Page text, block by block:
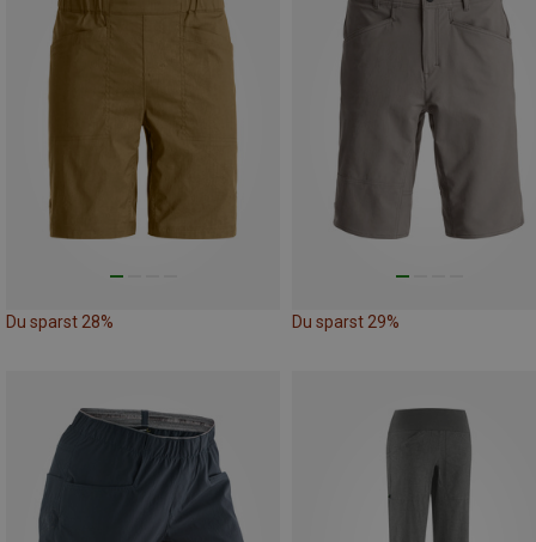
Du sparst 28% Du sparst 29%